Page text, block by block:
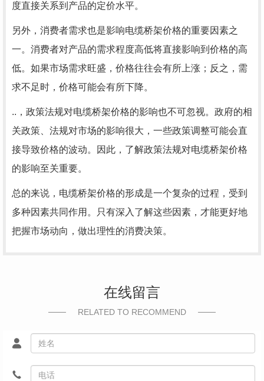
度直接关系到产品的定价水平。
另外，消费者需求也是影响电缆桥架价格的重要因素之
一。消费者对产品的需求程度高低将直接影响到价格的高
低。如果市场需求旺盛，价格往往会有所上涨；反之，需
求不足时，价格可能会有所下降。
..，政策法规对电缆桥架价格的影响也不可忽视。政府的相
关政策、法规对市场的影响很大，一些政策调整可能会直
接导致价格的波动。因此，了解政策法规对电缆桥架价格
的影响至关重要。
总的来说，电缆桥架价格的形成是一个复杂的过程，受到
多种因素共同作用。只有深入了解这些因素，才能更好地
把握市场动向，做出理性的消费决策。
在线留言
RELATED TO RECOMMEND